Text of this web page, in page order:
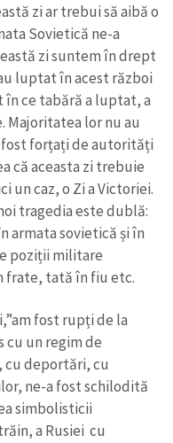
zi ar trebui să aibă o
Sovietică ne-a
zi suntem în drept
luptat în acest război
ce tabără a luptat, a
lor nu au
fost forțați de autorități
că aceasta zi trebuie
un caz, o Zi a Victoriei.
tragedia este dublă:
armata sovietică și în
poziții militare
frate, tată în fiu etc.
fost rupți de la
cu un regim de
cu deportări, cu
ne-a fost schilodită
simbolisticii
a Rusiei cu